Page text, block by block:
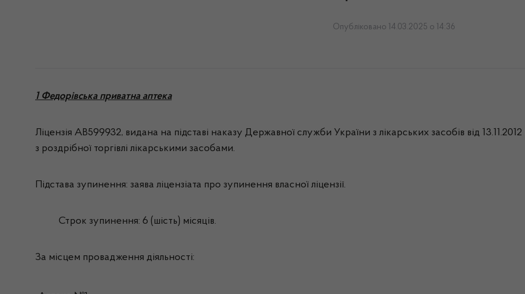
Опубліковано 14.03.2025 о 14:36
1 Федорівська приватна аптека
Ліцензія АВ599932, видана на підставі наказу Державної служби України з лікарських засобів від
з роздрібної торгівлі лікарськими засобами.
Підстава зупинення: заява ліцензіата про зупинення власної ліцензії.
Строк зупинення: 6 (шість) місяців.
За місцем провадження діяльності: